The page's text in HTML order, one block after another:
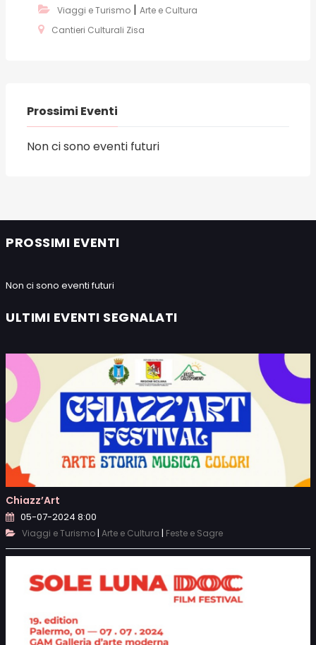
Viaggi e Turismo | Arte e Cultura
Cantieri Culturali Zisa
Prossimi Eventi
Non ci sono eventi futuri
PROSSIMI EVENTI
Non ci sono eventi futuri
ULTIMI EVENTI SEGNALATI
Chiazz’Art
05-07-2024 8:00
Viaggi e Turismo| Arte e Cultura | Feste e Sagre